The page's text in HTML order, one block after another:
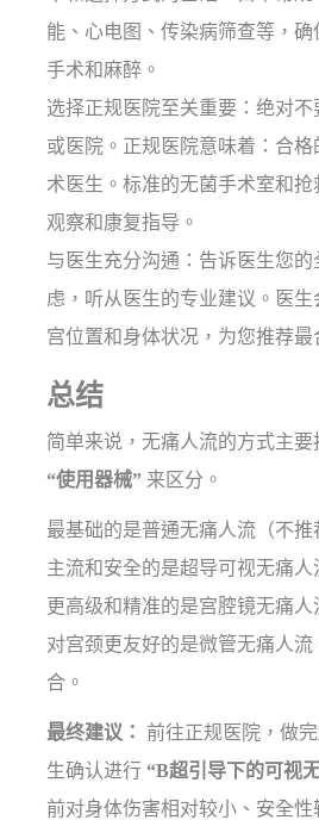
能、心电图、传染病筛查等，
手术和麻醉。
选择正规医院至关重要：绝对
或医院。正规医院意味着：合
术医生。标准的无菌手术室和
观察和康复指导。
与医生充分沟通：告诉医生您
虑，听从医生的专业建议。医
宫位置和身体状况，为您推荐最
总结
简单来说，无痛人流的方式主要
“使用器械” 来区分。
最基础的是普通无痛人流（不推
主流和安全的是超导可视无痛人
更高级和精准的是宫腔镜无痛人
对宫颈更友好的是微管无痛人
合。
最终建议：
前往正规医院，做
生确认进行 “B超引导下的可视
前对身体伤害相对较小、安全性